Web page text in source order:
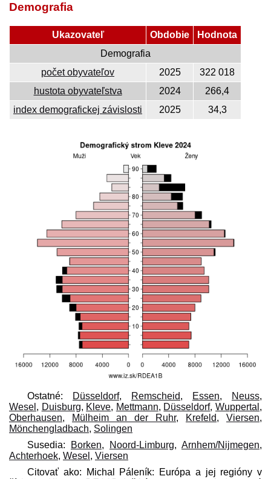
Demografia
Ukazovateľ Obdobie
Hodnota
Demografia
počet obyvateľov
2025
322 018
hustota obyvateľstva
2024
266,4
index demografickej závislosti
2025 34,3
Ostatné: Düsseldorf, Remscheid, Essen, Neuss,
Wesel , Duisburg, Kleve, Mettmann, Düsseldorf,Wuppertal ,
Oberhausen, Mülheim an der Ruhr, Krefeld, Viersen,
Mönchengladbach, Solingen
Susedia:
Borken, Noord-Limburg, Arnhem/Nijmegen,
Achterhoek, Wesel , Viersen
Citovať ako: Michal Páleník: Európa a jej regióny v